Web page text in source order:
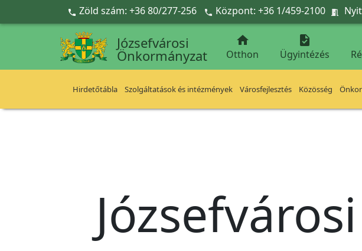
Ugrás a fő tartalomra
 Zöld szám: +36 80/277-256  Központ: +36 1/459-2100 
Józsefvárosi
Önkormányzat

Otthon

Ügyintézés
Hirdetőtábla Szolgáltatások és intézmények Városfejlesztés Közösség